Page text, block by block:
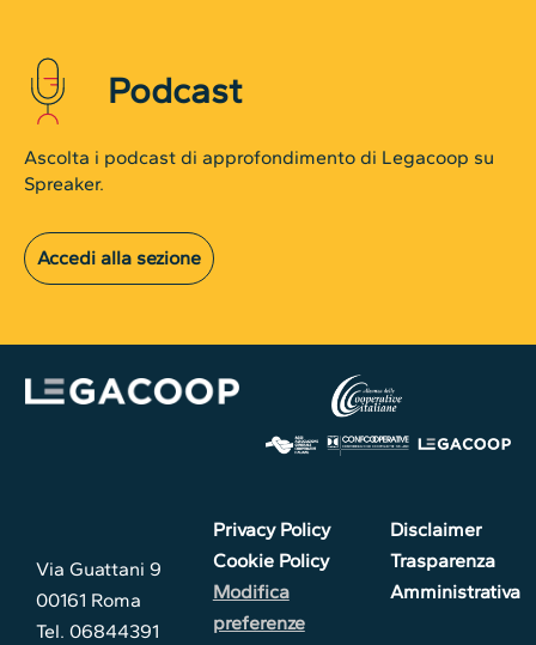
Podcast
Ascolta i podcast di approfondimento di Legacoop su
Spreaker.
Accedi alla sezione
Via Guattani 9
00161 Roma
Tel. 06844391
Privacy Policy
Cookie Policy
Modifica
preferenze
Disclaimer
Trasparenza
Amministrativa